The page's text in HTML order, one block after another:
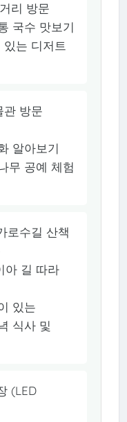
리 방문
국수 맛보기
는 디저트
관 방문
알아보기
무 공예 체험
로수길 산책
아 길 따라
있는
식사 및
(LED